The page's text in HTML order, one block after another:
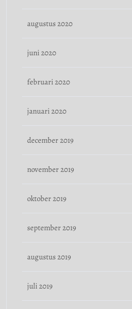
augustus 2020
juni 2020
februari 2020
januari 2020
december 2019
november 2019
oktober 2019
september 2019
augustus 2019
juli 2019